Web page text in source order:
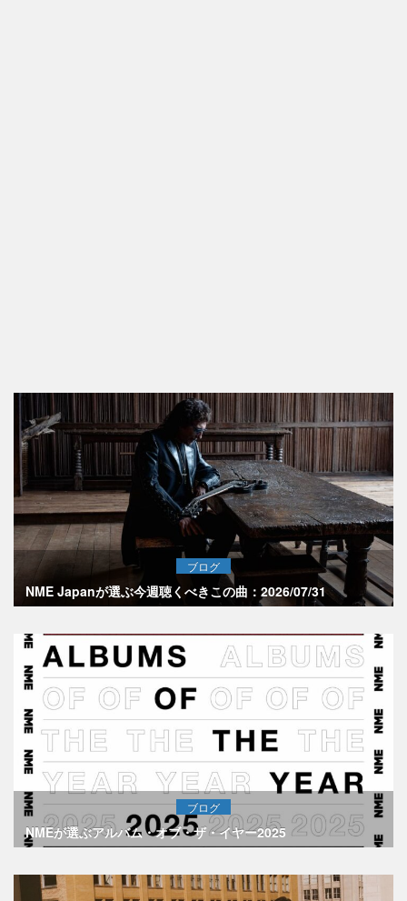
ブログ
NME Japanが選ぶ今週聴くべきこの曲：2026/07/31
ブログ
NMEが選ぶアルバム・オブ・ザ・イヤー2025